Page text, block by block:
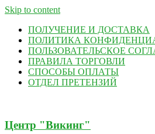
Skip to content
ПОЛУЧЕНИЕ И ДОСТАВКА
ПОЛИТИКА
ПОЛЬЗОВАТЕЛЬСКОЕ
ПРАВИЛА ТОРГОВЛИ
СПОСОБЫ ОПЛАТЫ
ОТДЕЛ ПРЕТЕНЗИЙ
Центр "Викинг"